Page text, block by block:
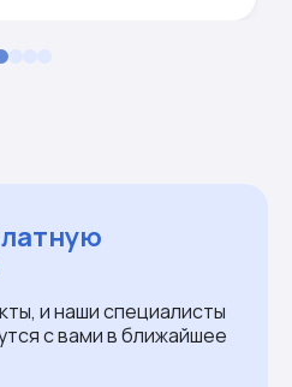
и наши специалисты
с вами в ближайшее